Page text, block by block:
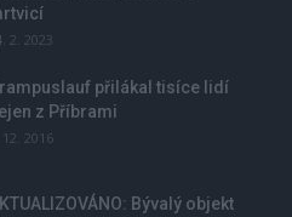
2. 2023
přilákal tisíce lidí
z Příbrami
2016
Bývalý objekt